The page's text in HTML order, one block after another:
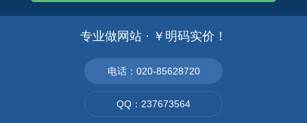
专业做网站 · ￥明码实价！
电话：020-85628720
QQ：237673564